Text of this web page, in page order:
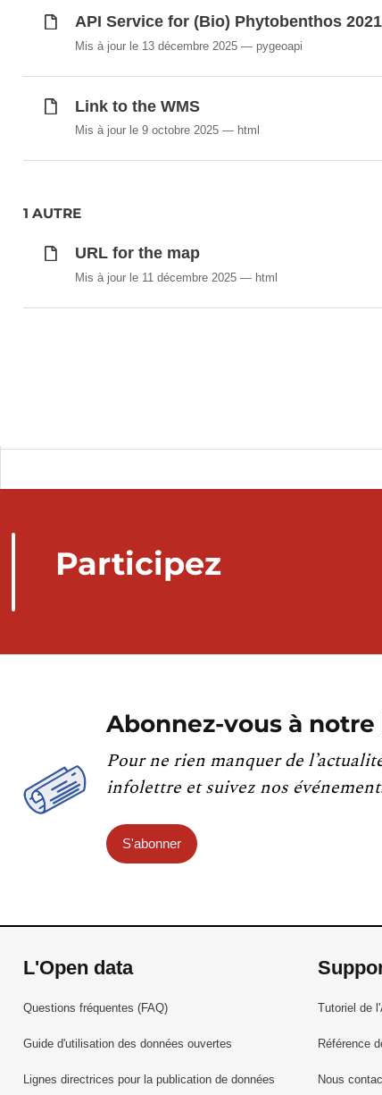
API Service for (Bio) Phytobenthos 2021
Mis à jour le 13 décembre 2025 pygeoapi
Link to the WMS
Mis à jour le 9 octobre 2025 html
1 AUTRE
URL for the map
Mis à jour le 11 décembre 2025 html
Participez
Abonnez-vous à
Pour ne rien manquer de
infolettre et suivez nos
S'abonner
L'Open data
Questions fréquentes (FAQ)
Guide d'utilisation des données ouvertes
Lignes directrices pour la publication de données
Tutoriel de
Référence
Nous